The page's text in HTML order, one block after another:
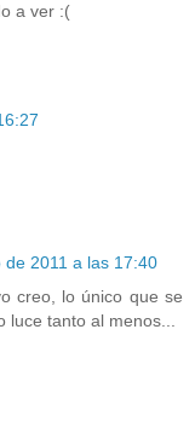
a ver :(
de 2011 a las 17:40
creo, lo único que se
tanto al menos...